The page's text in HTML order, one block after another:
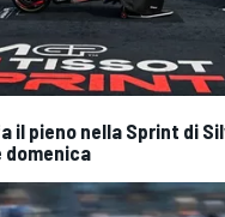
il pieno nella Sprint di
domenica